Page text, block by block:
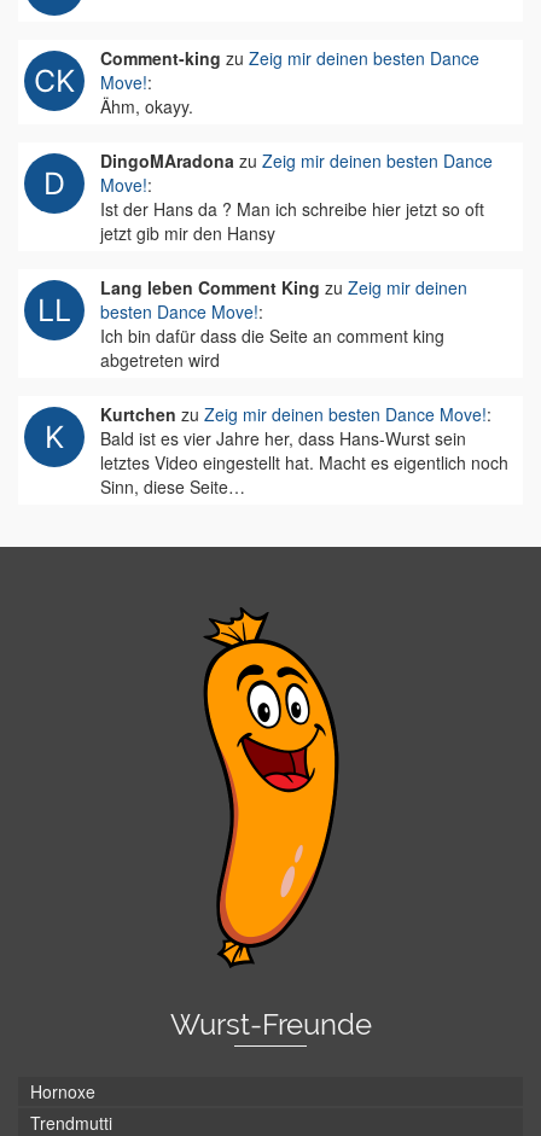
Comment-king zu Zeig mir deinen besten Dance
Move!:
Ähm, okayy.
DingoMAradona zu Zeig mir deinen besten Dance
Move!:
Ist der Hans da ? Man ich schreibe hier jetzt so oft
jetzt gib mir den Hansy
Lang leben Comment King zu Zeig mir deinen
besten Dance Move!:
Ich bin dafür dass die Seite an comment king
abgetreten wird
Kurtchen zu Zeig mir deinen besten Dance Move!:
Bald ist es vier Jahre her, dass Hans-Wurst sein
letztes Video eingestellt hat. Macht es eigentlich noch
Sinn, diese Seite…
Wurst-Freunde
Hornoxe
Trendmutti